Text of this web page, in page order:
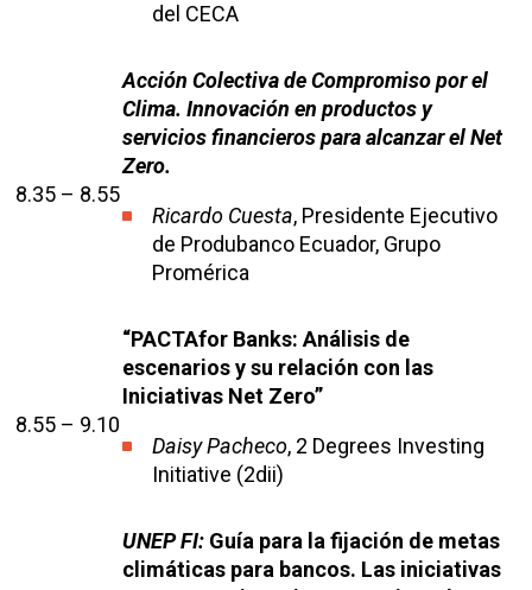
del CECA
8.35 – 8.55
Acción Colectiva de Compromiso por el
Clima. Innovación en productos y
servicios financieros para alcanzar el Net
Zero.
Ricardo Cuesta, Presidente Ejecutivo
de Produbanco Ecuador, Grupo
Promérica
8.55 – 9.10
“PACTAfor Banks: Análisis de
escenarios y su relación con las
Iniciativas Net Zero”
Daisy Pacheco, 2 Degrees Investing
Initiative (2dii)
UNEP FI: Guía para la fijación de metas
climáticas para bancos. Las iniciativas